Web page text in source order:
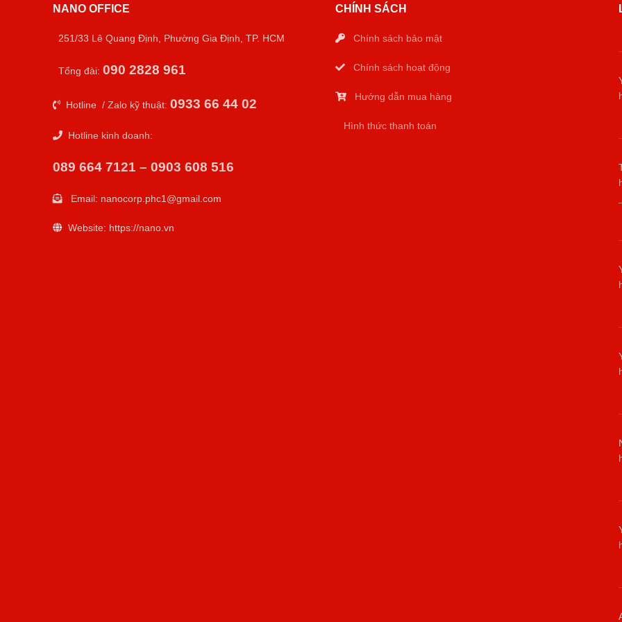
NANO OFFICE
251/33 Lê Quang Định, Phường Gia Định, TP. HCM
Tổng đài: 090 2828 961
Hotline / Zalo kỹ thuật: 0933 66 44 02
Hotline kinh doanh:
089 664 7121 – 0903 608 516
Email: nanocorp.phc1@gmail.com
Website: https://nano.vn
CHÍNH SÁCH
Chính sách bảo mật
Chính sách hoạt động
Hướng dẫn mua hàng
Hình thức thanh toán